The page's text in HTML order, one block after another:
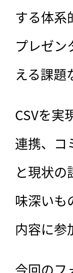
する体系
プレゼン
える課題
CSVを実
連携、コ
と現状
味深いも
内容に参